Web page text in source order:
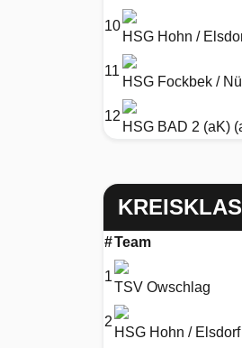
10
HSG Hohn /
11
HSG Fockbek /
12
HSG BAD 2 (aK)
#Team
1
TSV Owschlag
2
HSG Hohn / Elsdorf